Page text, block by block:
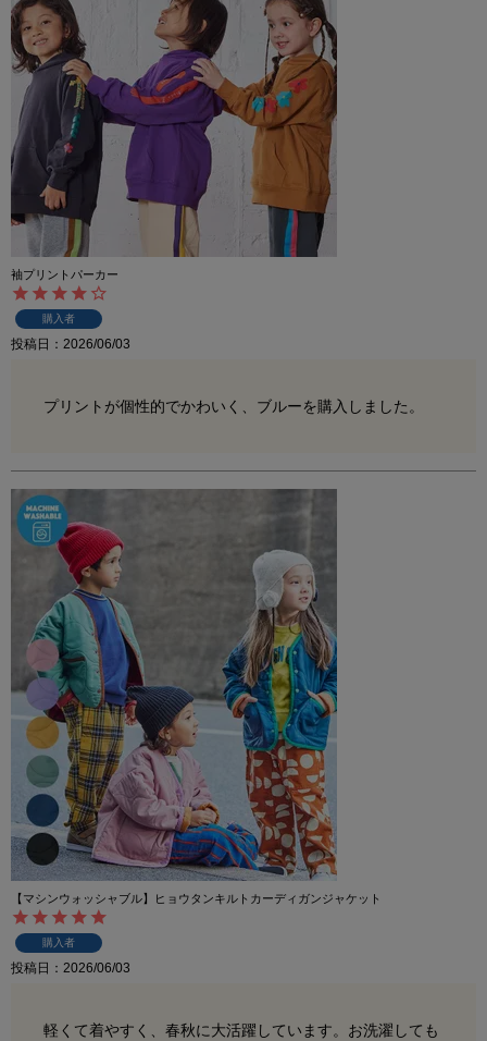
袖プリントパーカー
購入者
投稿日 2026/06/03
プリントが個性的でかわいく、ブルーを購入しました。
【マシンウォッシャブル】ヒョウタンキルトカーディガンジャケット
購入者
投稿日 2026/06/03
軽くて着やすく、春秋に大活躍しています。お洗濯しても